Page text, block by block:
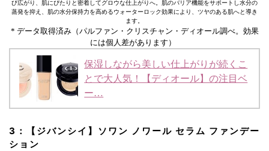
び広がり、肌にぴたりと密着してグロウな仕上がりへ。肌のバリア機能をサポートし水分の
蒸発を抑え、肌の水分保持力を高めるウォーターロック効果により、ツヤのある肌へと導き
ます。
* データ取得済み（パルファン・クリスチャン・ディオール調べ。効果
には個人差があります）
保湿しながら美しい仕上がりが続くこ
とで大人気！【ディオール】の注目ベ
ー…
3：【ジバンシイ】ソワン ノワール セラム ファンデー
ション